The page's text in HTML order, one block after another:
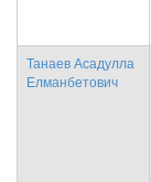
Танаев Асадулла
Елманбетович